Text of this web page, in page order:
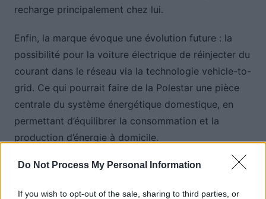
Do Not Process My Personal Information
If you wish to opt-out of the sale, sharing to third parties, or
recharge principalement chez lui.
Enfin, la marque évoque une évolution future : la
possibilité pour la voiture électrique de réinjecter du
courant dans le réseau via la technologie vehicle-to-
grid. Ce qui pourrait faire de la Polestar une pièce
centrale du système énergétique domestique, en
permettant d’équilibrer la consommation et la
production d’énergie à domicile.